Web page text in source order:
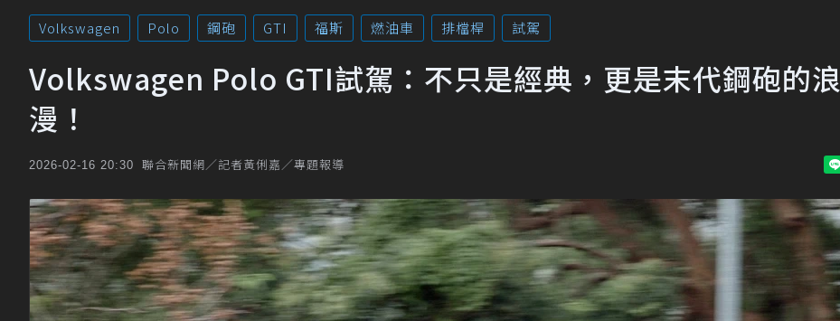
Volkswagen Polo 鋼砲 GTI 福斯 燃油車 排檔桿 試駕
Volkswagen Polo GTI試駕：不只是經典，更是末代鋼砲的浪
漫！
2026-02-16 20:30 聯合新聞網／記者黃俐嘉／專題報導